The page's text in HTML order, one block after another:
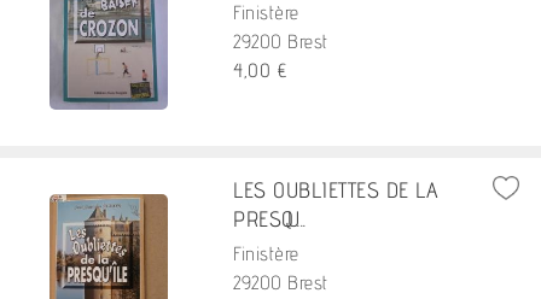
Finistère
29200 Brest
4,00 €
LES OUBLIETTES DE LA
PRESQU...
Finistère
29200 Brest